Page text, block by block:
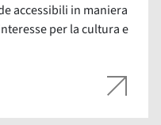
accessibili in maniera
per la cultura e